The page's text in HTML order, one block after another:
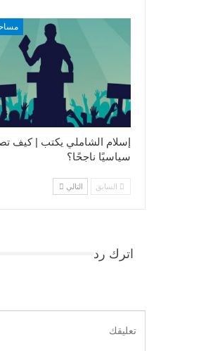
إسلام الشاملي يكتب | كيف
سياسيًا ناجحًا؟
السابق التالي
اترك رد